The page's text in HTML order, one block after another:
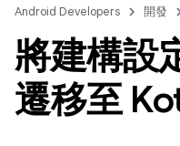
Android Developers 開發
將建構設
遷移至